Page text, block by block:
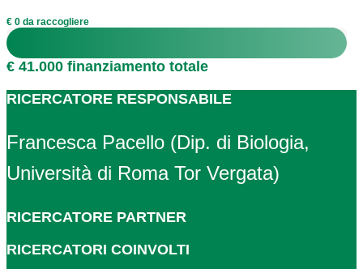
€ 0 da raccogliere
€ 41.000 finanziamento totale
RICERCATORE RESPONSABILE
Francesca Pacello (Dip. di Biologia,
Università di Roma Tor Vergata)
RICERCATORE PARTNER
RICERCATORI COINVOLTI